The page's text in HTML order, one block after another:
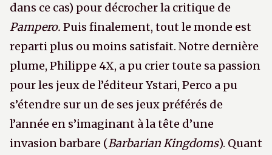
dans ce cas) pour décrocher la critique de
Pampero. Puis finalement, tout le monde est
reparti plus ou moins satisfait. Notre dernière
plume, Philippe 4X, a pu crier toute sa passion
pour les jeux de l’éditeur Ystari, Perco a pu
s’étendre sur un de ses jeux préférés de
l’année en s’imaginant à la tête d’une
invasion barbare (Barbarian Kingdoms). Quant